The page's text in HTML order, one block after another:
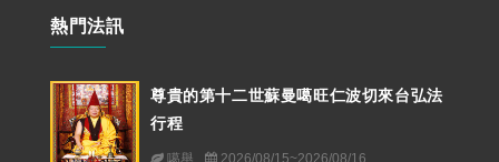
熱門法訊
尊貴的第十二世蘇曼噶旺仁波切來台弘法
行程
噶舉 2026/08/15~2026/08/16